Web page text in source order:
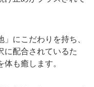
」にこだわりを持ち、
に配合されているた
も癒します。